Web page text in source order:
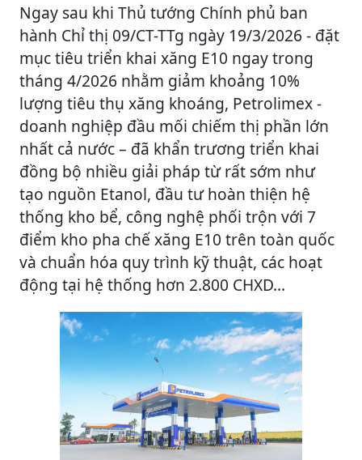
Ngay sau khi Thủ tướng Chính phủ ban
hành Chỉ thị 09/CT-TTg ngày 19/3/2026 - đặt
mục tiêu triển khai xăng E10 ngay trong
tháng 4/2026 nhằm giảm khoảng 10%
lượng tiêu thụ xăng khoáng, Petrolimex -
doanh nghiệp đầu mối chiếm thị phần lớn
nhất cả nước – đã khẩn trương triển khai
đồng bộ nhiều giải pháp từ rất sớm như
tạo nguồn Etanol, đầu tư hoàn thiện hệ
thống kho bể, công nghệ phối trộn với 7
điểm kho pha chế xăng E10 trên toàn quốc
và chuẩn hóa quy trình kỹ thuật, các hoạt
động tại hệ thống hơn 2.800 CHXD...